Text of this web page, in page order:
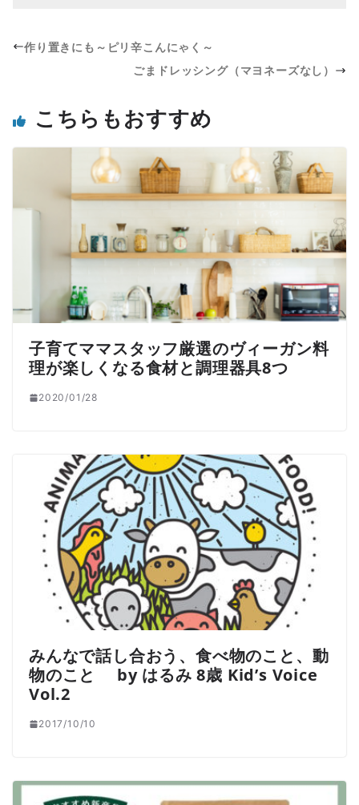
作り置きにも～ピリ辛こんにゃく～
ごまドレッシング（マヨネーズなし）
こちらもおすすめ
子育てママスタッフ厳選のヴィーガン料
理が楽しくなる食材と調理器具8つ
2020/01/28
みんなで話し合おう、食べ物のこと、動
物のこと by はるみ 8歳 Kid’s Voice
Vol.2
2017/10/10